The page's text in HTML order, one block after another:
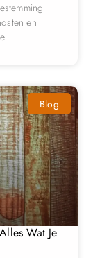
en
Blog
Wat Je